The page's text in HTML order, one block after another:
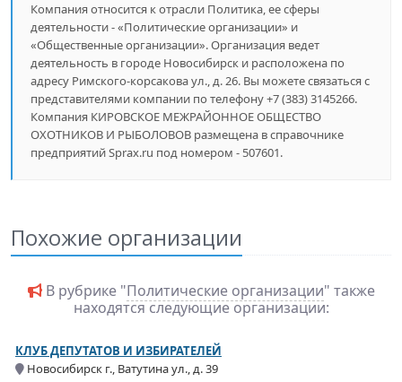
Компания относится к отрасли Политика, ее сферы
деятельности - «Политические организации» и
«Общественные организации». Организация ведет
деятельность в городе Новосибирск и расположена по
адресу Римского-корсакова ул., д. 26. Вы можете связаться с
представителями компании по телефону +7 (383) 3145266.
Компания КИРОВСКОЕ МЕЖРАЙОННОЕ ОБЩЕСТВО
ОХОТНИКОВ И РЫБОЛОВОВ размещена в справочнике
предприятий Sprax.ru под номером - 507601.
Похожие организации
В рубрике "Политические организации" также
находятся следующие организации:
КЛУБ ДЕПУТАТОВ И ИЗБИРАТЕЛЕЙ
Новосибирск г., Ватутина ул., д. 39